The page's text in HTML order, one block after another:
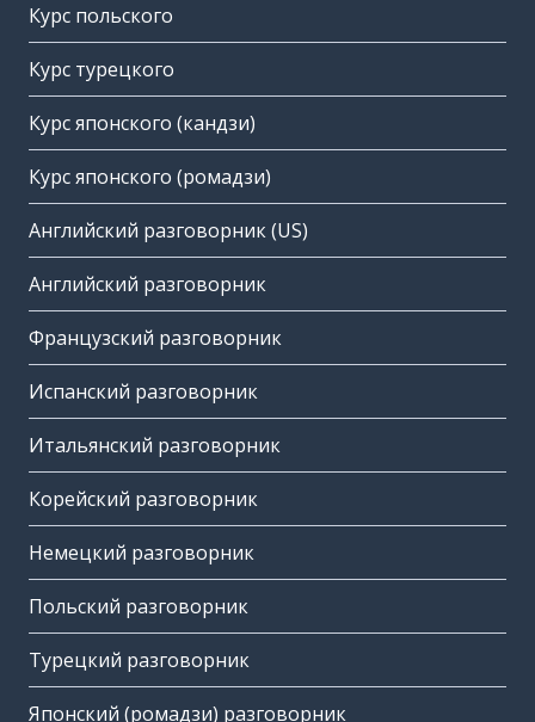
Курс польского
Курс турецкого
Курс японского (кандзи)
Курс японского (ромадзи)
Английский разговорник (US)
Английский разговорник
Французский разговорник
Испанский разговорник
Итальянский разговорник
Корейский разговорник
Немецкий разговорник
Польский разговорник
Турецкий разговорник
Японский (ромадзи) разговорник